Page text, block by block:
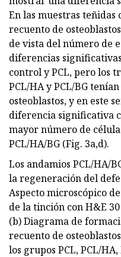
En las muestras
recuento de
de vista del número de
diferencias
control y PCL, pero los
PCL/HA y PCL/BG
osteoblastos, y en este
diferencia significativa
mayor número de
PCL/HA/BG (Fig. 3a,d).
Los andamios PCL/HA/
la regeneración del
Aspecto microscópico
de la tinción con H&E
(b) Diagrama de
recuento de
los grupos PCL, PCL/HA,